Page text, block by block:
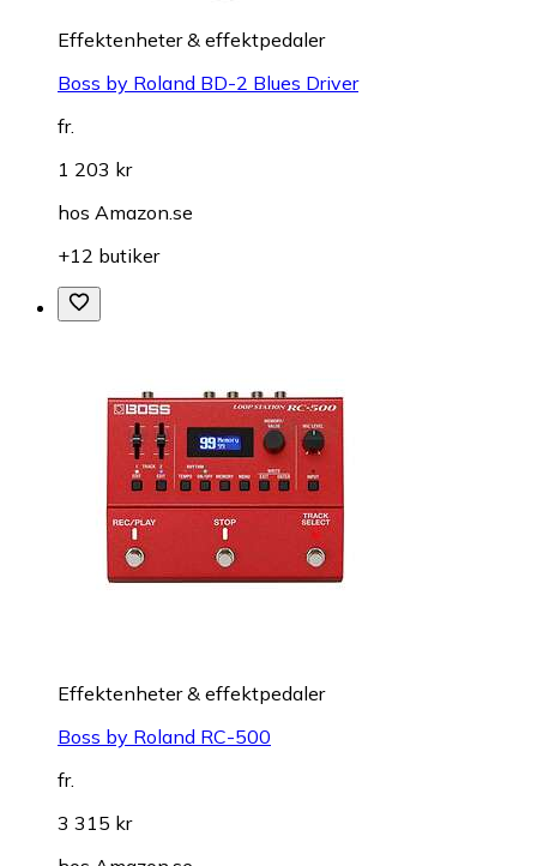
Effektenheter & effektpedaler
Boss by Roland BD-2 Blues Driver
fr.
1 203 kr
hos Amazon.se
+12 butiker
Effektenheter & effektpedaler
Boss by Roland RC-500
fr.
3 315 kr